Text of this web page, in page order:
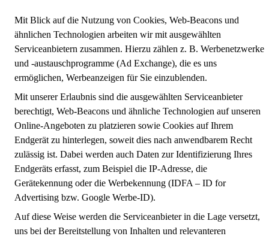
Mit Blick auf die Nutzung von Cookies, Web-Beacons und
ähnlichen Technologien arbeiten wir mit ausgewählten
Serviceanbietern zusammen. Hierzu zählen z. B. Werbenetzwerke
und -austauschprogramme (Ad Exchange), die es uns
ermöglichen, Werbeanzeigen für Sie einzublenden.
Mit unserer Erlaubnis sind die ausgewählten Serviceanbieter
berechtigt, Web-Beacons und ähnliche Technologien auf unseren
Online-Angeboten zu platzieren sowie Cookies auf Ihrem
Endgerät zu hinterlegen, soweit dies nach anwendbarem Recht
zulässig ist. Dabei werden auch Daten zur Identifizierung Ihres
Endgeräts erfasst, zum Beispiel die IP-Adresse, die
Gerätekennung oder die Werbekennung (IDFA – ID for
Advertising bzw. Google Werbe-ID).
Auf diese Weise werden die Serviceanbieter in die Lage versetzt,
uns bei der Bereitstellung von Inhalten und relevanteren